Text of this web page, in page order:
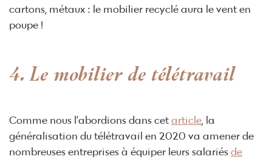
cartons, métaux : le mobilier recyclé aura le vent en
poupe !
4. Le mobilier de télétravail
Comme nous l’abordions dans cet article , la
généralisation du télétravail en 2020 va amener de
nombreuses entreprises à équiper leurs salariés de